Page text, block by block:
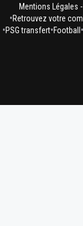
Mentions Légales
•Retrouvez votre
•PSG transfert•Football •